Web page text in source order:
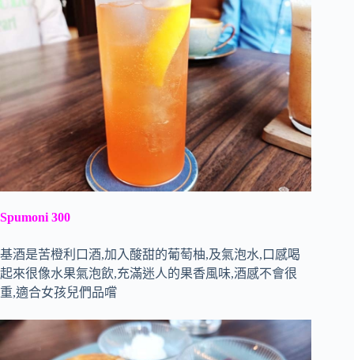
Spumoni 300
基酒是苦橙利口酒,加入酸甜的葡萄柚,及氣泡水,口感喝
起來很像水果氣泡飲,充滿迷人的果香風味,酒感不會很
重,適合女孩兒們品嚐